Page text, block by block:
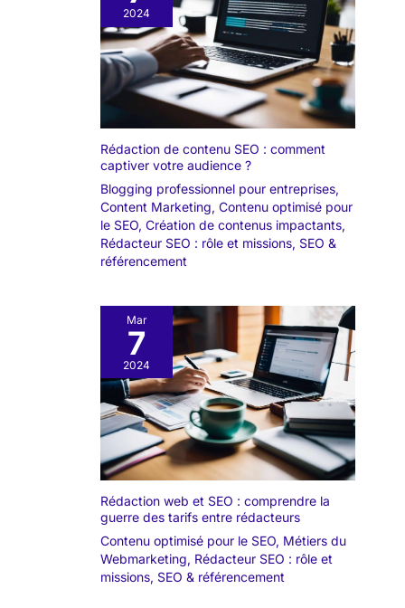
2024
Rédaction de contenu SEO : comment
captiver votre audience ?
Blogging professionnel pour entreprises,
Content Marketing, Contenu optimisé pour
le SEO, Création de contenus impactants,
Rédacteur SEO : rôle et missions, SEO &
référencement
Mar
7
2024
Rédaction web et SEO : comprendre la
guerre des tarifs entre rédacteurs
Contenu optimisé pour le SEO, Métiers du
Webmarketing, Rédacteur SEO : rôle et
missions, SEO & référencement